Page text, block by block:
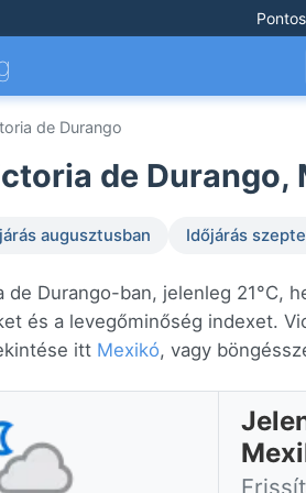
de Durango
de
augusztusban Időjárás
de Durango-ban, jelenleg 21°C,
és a levegőminőség indexet.
itt Mexikó, vagy